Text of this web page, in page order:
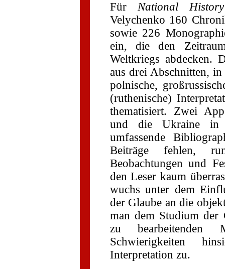
Für National
Velychenko 160
sowie 226
ein, die den
Weltkriegs abdecken.
aus drei Abschnitten,
polnische,
(ruthenische)
thematisiert. Zwei
und die Ukraine in
umfassende
Beiträge fehlen,
Beobachtungen und
den Leser kaum
wuchs unter dem
der Glaube an die
man dem Studium der
zu bearbeitenden
Schwierigkeiten
Interpretation zu.